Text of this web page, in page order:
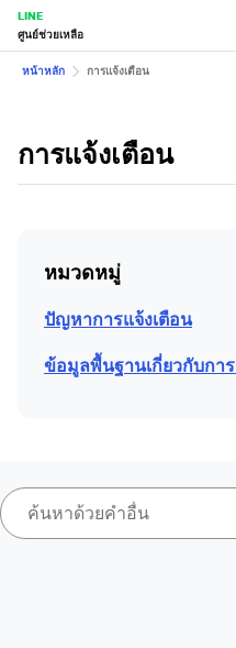
LINE
ศูนย์ช่วยเหลือ
หน้าหลัก การแจ้งเตือน
การแจ้งเตือน
หมวดหมู่
ปัญหาการแจ้งเตือน
ข้อมูลพื้นฐานเกี่ยวกับกา